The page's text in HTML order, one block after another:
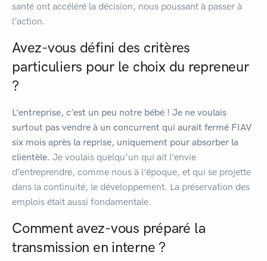
santé ont accéléré la décision, nous poussant à passer à
l’action.
Avez-vous défini des critères
particuliers pour le choix du repreneur
?
L’entreprise, c’est un peu notre bébé ! Je ne voulais
surtout pas vendre à un concurrent qui aurait fermé FIAV
six mois après la reprise, uniquement pour absorber la
clientèle. Je voulais quelqu’un qui ait l’envie
d’entreprendre, comme nous à l’époque, et qui se projette
dans la continuité, le développement. La préservation des
emplois était aussi fondamentale.
Comment avez-vous préparé la
transmission en interne ?